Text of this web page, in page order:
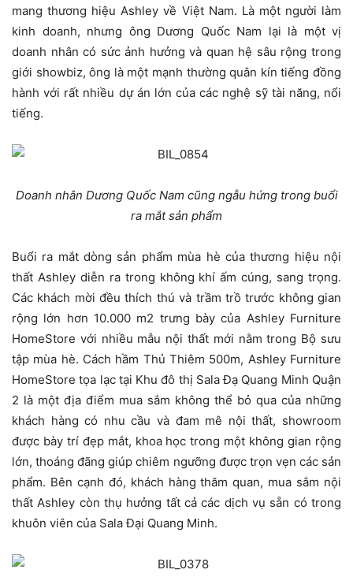
mang thương hiệu Ashley về Việt Nam. Là một người làm
kinh doanh, nhưng ông Dương Quốc Nam lại là một vị
doanh nhân có sức ảnh hưởng và quan hệ sâu rộng trong
giới showbiz, ông là một mạnh thường quân kín tiếng đồng
hành với rất nhiều dự án lớn của các nghệ sỹ tài năng, nổi
tiếng.
Doanh nhân Dương Quốc Nam cũng ngẫu hứng trong buổi
ra mắt sản phẩm
Buổi ra mắt dòng sản phẩm mùa hè của thương hiệu nội
thất Ashley diễn ra trong không khí ấm cúng, sang trọng.
Các khách mời đều thích thú và trầm trồ trước không gian
rộng lớn hơn 10.000 m2 trưng bày của Ashley Furniture
HomeStore với nhiều mẫu nội thất mới nằm trong Bộ sưu
tập mùa hè. Cách hầm Thủ Thiêm 500m, Ashley Furniture
HomeStore tọa lạc tại Khu đô thị Sala Đạ Quang Minh Quận
2 là một địa điểm mua sắm không thể bỏ qua của những
khách hàng có nhu cầu và đam mê nội thất, showroom
được bày trí đẹp mắt, khoa học trong một không gian rộng
lớn, thoáng đãng giúp chiêm ngưỡng được trọn vẹn các sản
phẩm. Bên cạnh đó, khách hàng thăm quan, mua sắm nội
thất Ashley còn thụ hưởng tất cả các dịch vụ sẵn có trong
khuôn viên của Sala Đại Quang Minh.